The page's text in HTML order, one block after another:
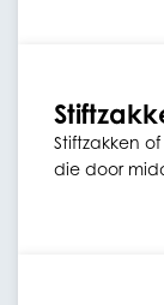
Stiftzakken
die door